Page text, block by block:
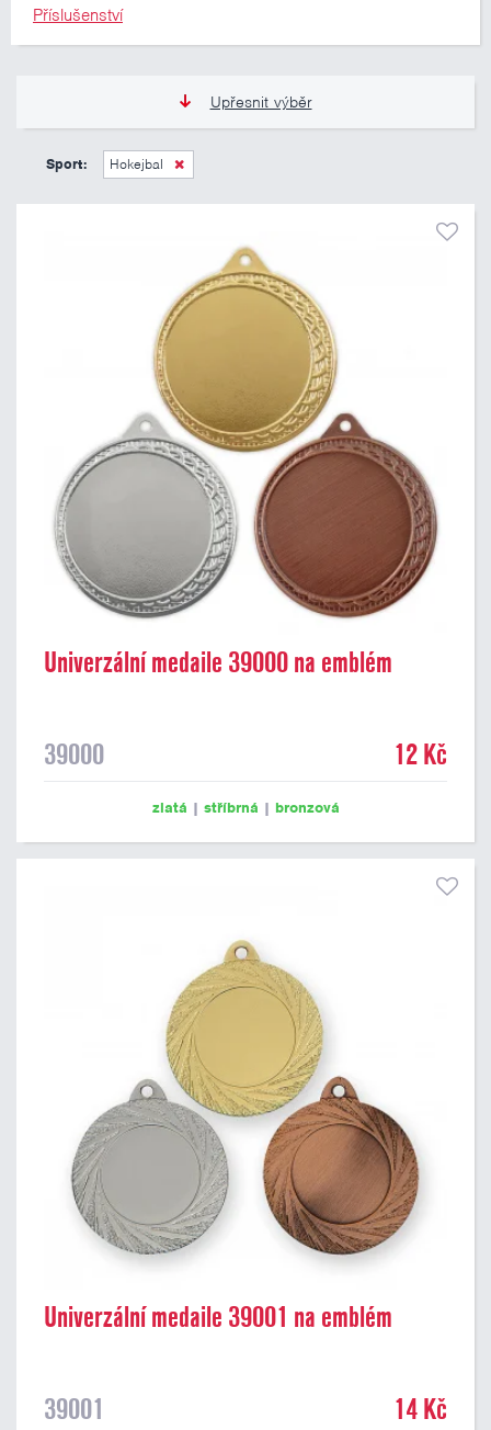
Příslušenství
Upřesnit výběr
Pouze skladem
12 Kč
Sport: Hokejbal
Univerzální medaile 39000 na emblém
39000 12 Kč
zlatá | stříbrná | bronzová
Univerzální medaile 39001 na emblém
39001 14 Kč